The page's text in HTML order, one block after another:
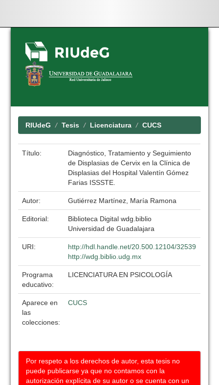
Skip
navigation
RIUdeG Tesis Licenciatura CUCS
Título:
Diagnóstico, Tratamiento y Seguimiento
de Displasias de Cervix en la Clínica de
Displasias del Hospital Valentín Gómez
Farias ISSSTE.
Autor: Gutiérrez Martínez, María Ramona
Editorial:
Biblioteca Digital wdg.biblio
Universidad de Guadalajara
URI:
http://hdl.handle.net/20.500.12104/32539
http://wdg.biblio.udg.mx
Programa
educativo:
LICENCIATURA EN PSICOLOGÍA
Aparece en
las
colecciones:
CUCS
Por respeto a los derechos de autor, esta tesis no
puede publicarse ya que no contamos con la
autorización explícita de su autor o se cuenta con un